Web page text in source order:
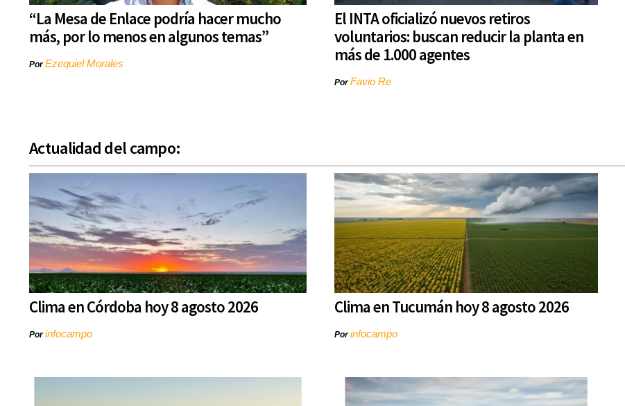
“La Mesa de Enlace podría hacer mucho
más, por lo menos en algunos temas”
PorEzequiel Morales
El INTA oficializó nuevos retiros
voluntarios: buscan reducir la planta en
más de 1.000 agentes
PorFavio Re
Actualidad del campo:
Clima en Córdoba hoy 8 agosto 2026
Porinfocampo
Clima en Tucumán hoy 8 agosto 2026
Porinfocampo